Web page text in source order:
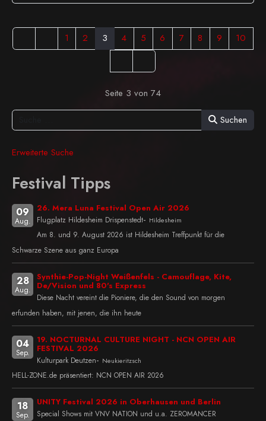
1 2 3 4 5 6 7 8 9 10
Seite 3 von 74
Suchen
Erweiterte Suche
Festival Tipps
09
Aug.
26. Mera Luna Festival Open Air 2026
Flugplatz Hildesheim Drispenstedt- Hildesheim
Am 8. und 9. August 2026 ist Hildesheim Treffpunkt für die
Schwarze Szene aus ganz Europa
28
Aug.
Synthie-Pop-Night Weißenfels - Camouflage, Kite,
De/Vision und 80's Express
Diese Nacht vereint die Pioniere, die den Sound von morgen
erfunden haben, mit jenen, die ihn heute
04
Sep.
19. NOCTURNAL CULTURE NIGHT - NCN OPEN AIR
FESTIVAL 2026
Kulturpark Deutzen- Neukieritzsch
HELL-ZONE.de präsentiert: NCN OPEN AIR 2026
18
Sep.
UNITY Festival 2026 in Oberhausen und Berlin
Special Shows mit VNV NATION und u.a. ZEROMANCER